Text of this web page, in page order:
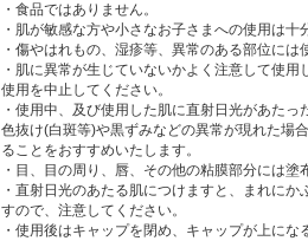
・食品ではありません。
・肌が敏感な方や小さなお子さまへの使用は十
・傷やはれもの、湿疹等、異常のある部位には
・肌に異常が生じていないかよく注意して使用
使用を中止してください。
・使用中、及び使用した肌に直射日光があたっ
色抜け(白斑等)や黒ずみなどの異常が現れた場
ることをおすすめいたします。
・目、目の周り、唇、その他の粘膜部分には塗
・直射日光のあたる肌につけますと、まれにか
すので、注意してください。
・使用後はキャップを閉め、キャップが上にな